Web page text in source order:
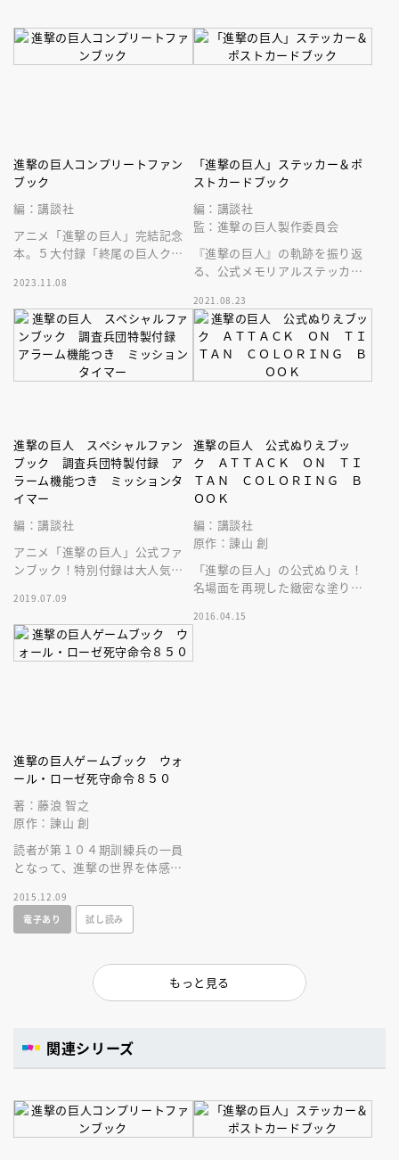
進撃の巨人コンプリートファン
ブック
編：講談社
アニメ「進撃の巨人」完結記念
本。５大付録「終尾の巨人クラ
リアカード」「ポスター」「シ
ール」付き！
2023.11.08
「進撃の巨人」ステッカー＆ポ
ストカードブック
編：講談社
監：進撃の巨人製作委員会
『進撃の巨人』の軌跡を振り返
る、公式メモリアルステッカー
ｓｏｎ１～３のアニメイラスト
を使用。
2021.08.23
進撃の巨人 スペシャルファン
ブック 調査兵団特製付録 ア
ラーム機能つき ミッションタ
イマー
編：講談社
アニメ「進撃の巨人」公式ファ
ンブック！特別付録は大人気声
史（リヴァイ）の名言入りボイ
スタイマー！
2019.07.09
進撃の巨人 公式ぬりえブッ
ク ＡＴＴＡＣＫ ＯＮ ＴＩ
ＴＡＮ ＣＯＬＯＲＩＮＧ Ｂ
ＯＯＫ
編：講談社
原作：諌山 創
「進撃の巨人」の公式ぬりえ！
名場面を再現した緻密な塗り絵
塗らずにいられない！？
2016.04.15
進撃の巨人ゲームブック ウォ
ール・ローゼ死守命令８５０
著：藤浪 智之
原作：諫山 創
読者が第１０４期訓練兵の一員
となって、進撃の世界を体感す
サ、リヴァイとともに巨人に立
ち向かえ！
2015.12.09
電子あり
試し読み
もっと見る
関連シリーズ